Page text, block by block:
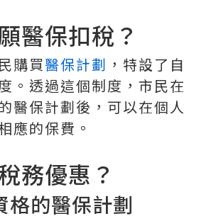
醫保扣稅？
購買醫保計劃 ，特設了自
。透過這個制度，市民在
醫保計劃後，可以在個人
應的保費。
務優惠？
格的醫保計劃